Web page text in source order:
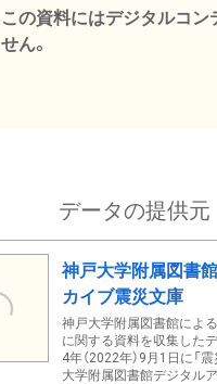
この資料にはデジタルコン
せん。
データの提供元
神戸大学附属図書
カイブ震災文庫
神戸大学附属図書館による
に関する資料を収集した
4年（2022年）9月1日に「
大学附属図書館デジタル